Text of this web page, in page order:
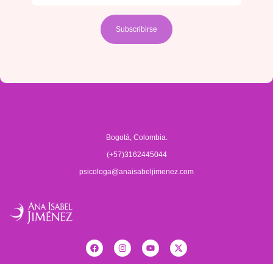
Bogotá, Colombia.
(+57)3162445044
psicologa@anaisabeljimenez.com